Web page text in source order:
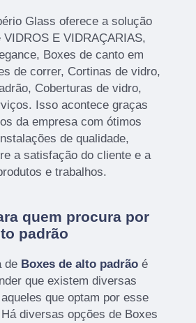
Glass oferece a solução
VIDROS E VIDRAÇARIAS,
Boxes de canto em
de correr, Cortinas de vidro,
Coberturas de vidro,
Isso acontece graças
da empresa com ótimos
de qualidade,
a satisfação do cliente e a
e trabalhos.
quem procura por
padrão
de Boxes de alto padrão é
que existem diversas
que optam por esse
diversas opções de Boxes